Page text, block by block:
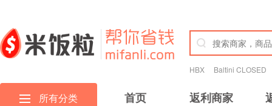
HBX Baltini CLOSED
所有分类 首页 返利商家